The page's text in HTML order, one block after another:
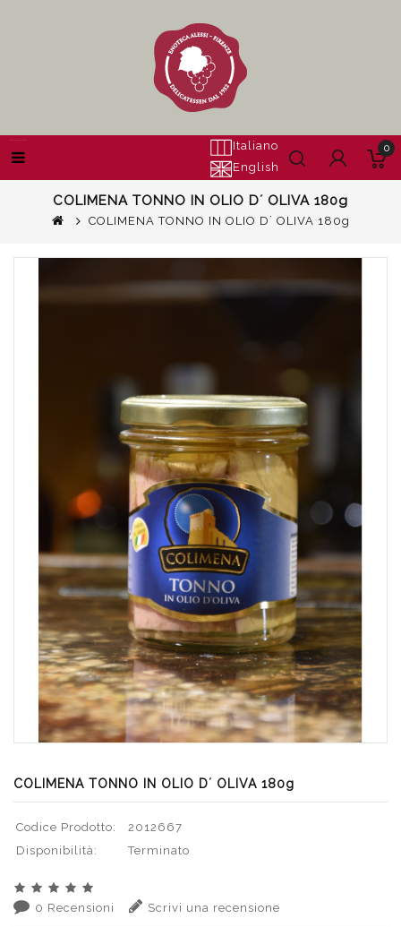
Italiano
English
0
COLIMENA TONNO IN OLIO D´ OLIVA 180g
COLIMENA TONNO IN OLIO D´ OLIVA 180g
COLIMENA TONNO IN OLIO D´ OLIVA 180g
Codice Prodotto:
2012667
Disponibilità:
Terminato
0 Recensioni Scrivi una recensione